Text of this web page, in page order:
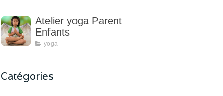
Atelier yoga Parent
Enfants
yoga
Catégories